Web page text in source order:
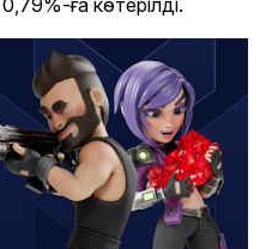
ға көтерілді.